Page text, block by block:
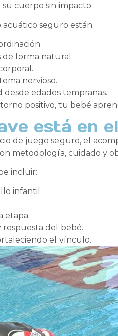
cuerpo sin impacto.
seguro están:
de forma natural.
nervioso.
edades tempranas.
positivo, tu bebé
está en
de juego seguro, el
metodología, cuidado y
incluir:
infantil.
etapa.
respuesta del bebé.
el vínculo.